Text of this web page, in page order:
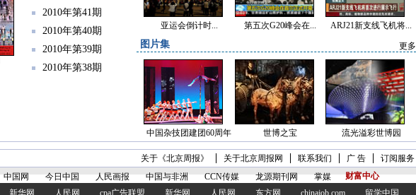
2010年第41期
2010年第40期
2010年第39期
2010年第38期
亚运会倒计时... 第五次G20峰会在... ARJ21新支线飞机将...
图片集 更多
中国杂技团建团60周年 世博之宝 流光溢彩世博园
关于《北京周报》 关于北京周报网 联系我们 广 告
订阅服务
中国网 今日中国 人民画报 中国与非洲 CCN传媒 龙源期刊网 掌媒
财富中心
新华网 人民网 cpa广告联盟 新华网 人民网 东方网 chinajob.com 留学中国